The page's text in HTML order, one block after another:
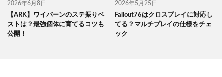
2026年6月8日
【ARK】ワイバーンのステ振りベ
ストは？最強個体に育てるコツも
公開！
2026年5月25日
Fallout76はクロスプレイに対応し
てる？マルチプレイの仕様をチェ
ック